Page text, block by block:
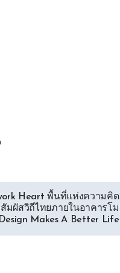
Heart พื้นที่แห่งความคิด
มผัสวิถีไทยภายในอาคารโม
Makes A Better Life